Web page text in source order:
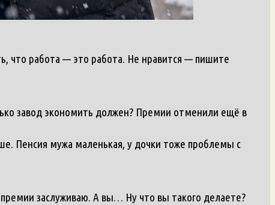
что работа — это работа. Не нравится — пишите
завод экономить должен? Премии отменили ещё в
Пенсия мужа маленькая, у дочки тоже проблемы с
заслуживаю. А вы… Ну что вы такого делаете?